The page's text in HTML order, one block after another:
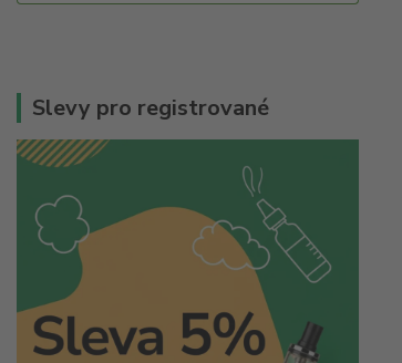
Slevy pro registrované